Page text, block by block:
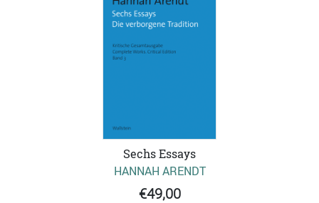
Sechs Essays
HANNAH ARENDT
€49,00